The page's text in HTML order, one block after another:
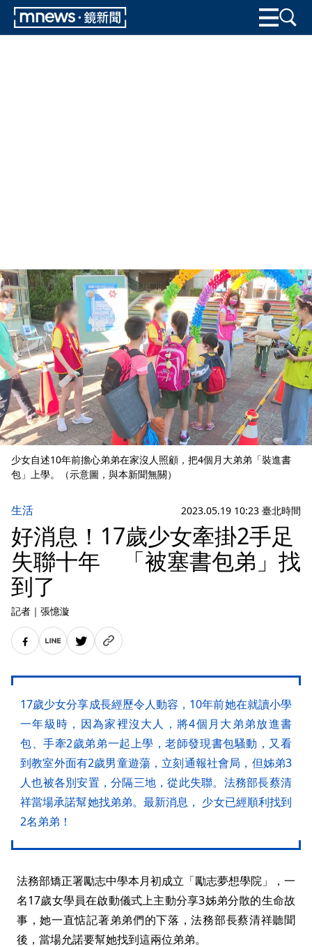
少女自述10年前擔心弟弟在家沒人照顧，把4個月大弟弟「裝進書
包」上學。（示意圖，與本新聞無關）
生活 2023.05.19 10:23 臺北時間
好消息！17歲少女牽掛2手足
失聯十年 「被塞書包弟」找
到了
記者 ｜ 張憶漩
17歲少女分享成長經歷令人動容，10年前她在就讀小學
一年級時，因為家裡沒大人，將4個月大弟弟放進書
包、手牽2歲弟弟一起上學，老師發現書包騷動，又看
到教室外面有2歲男童遊蕩，立刻通報社會局，但姊弟3
人也被各別安置，分隔三地，從此失聯。法務部長蔡清
祥當場承諾幫她找弟弟。最新消息， 少女已經順利找到
2名弟弟！
法務部矯正署勵志中學本月初成立「勵志夢想學院」，一
名17歲女學員在啟動儀式上主動分享3姊弟分散的生命故
事，她一直惦記著弟弟們的下落，法務部長蔡清祥聽聞
後，當場允諾要幫她找到這兩位弟弟。